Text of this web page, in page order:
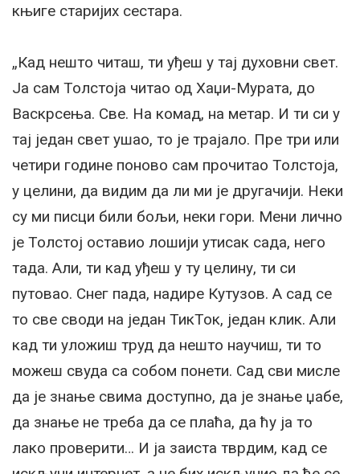
књиге старијих сестара.
„Кад нешто читаш, ти уђеш у тај духовни свет.
Ја сам Толстоја читао од Хаџи-Мурата, до
Васкрсења. Све. На комад, на метар. И ти си у
тај један свет ушао, то је трајало. Пре три или
четири године поново сам прочитао Толстоја,
у целини, да видим да ли ми је другачији. Неки
су ми писци били бољи, неки гори. Мени лично
је Толстој оставио лошији утисак сада, него
тада. Али, ти кад уђеш у ту целину, ти си
путовао. Снег пада, надире Кутузов. А сад се
то све своди на један ТикТок, један клик. Али
кад ти уложиш труд да нешто научиш, ти то
можеш свуда са собом понети. Сад сви мисле
да је знање свима доступно, да је знање џабе,
да знање не треба да се плаћа, да ћу ја то
лако проверити… И ја заиста тврдим, кад се